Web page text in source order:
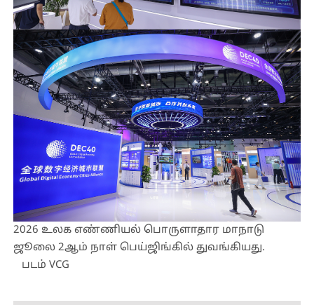
2026 உலக எண்ணியல் பொருளாதார மாநாடு
ஜூலை 2ஆம் நாள் பெய்ஜிங்கில் துவங்கியது.
படம் VCG